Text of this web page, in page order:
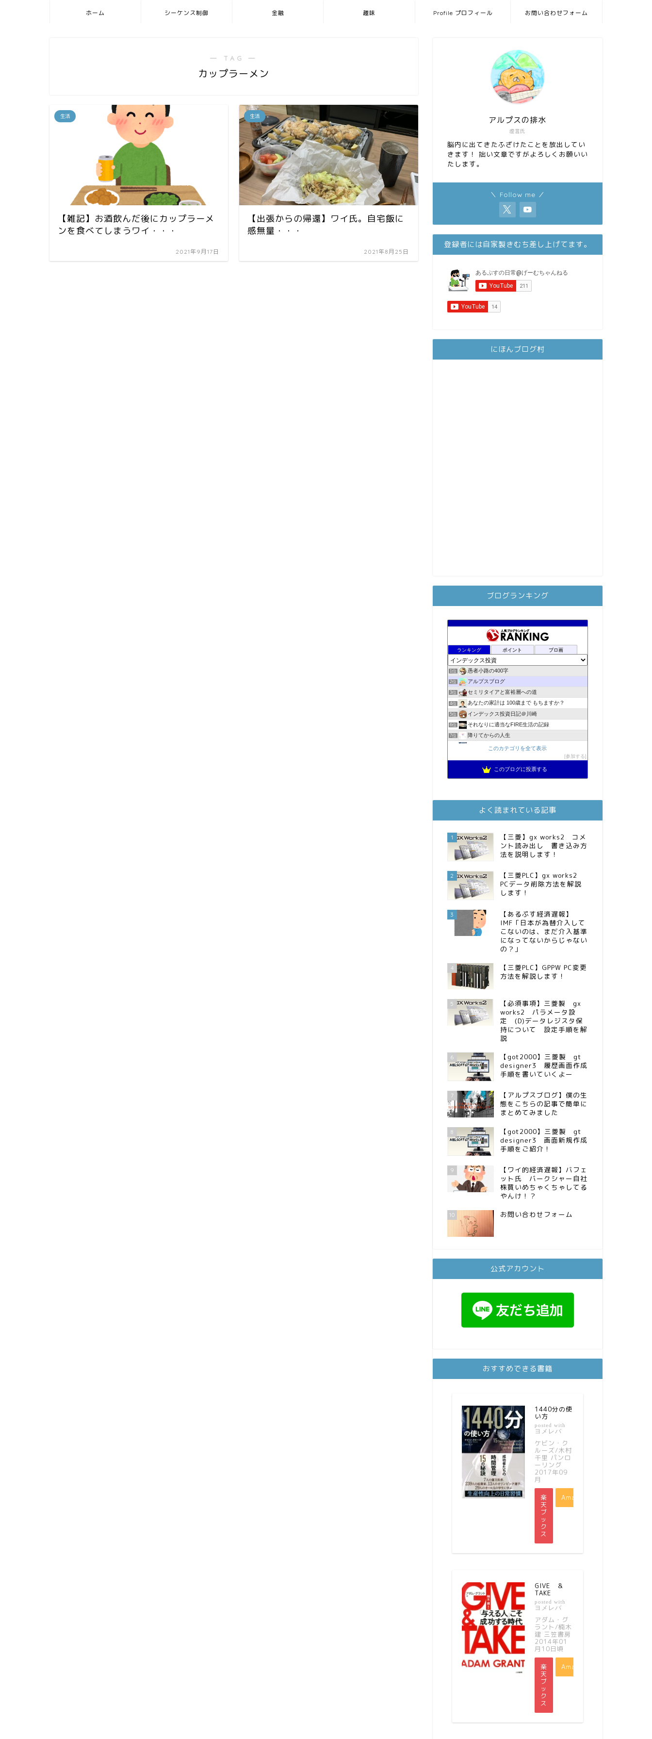
ホーム シーケンス制御 金融 趣味 Profile プロフィール お問い合わせフォーム
― TAG ―
カップラーメン
生活
【雑記】お酒飲んだ後にカップラーメ
ンを食べてしまうワイ・・・
2021年9月17日
生活
【出張からの帰還】ワイ氏。自宅飯に
感無量・・・
2021年8月25日
虚言氏
アルプスの排水
脳内に出てきたふざけたことを放出してい
きます！ 拙い文章ですがよろしくお願いい
たします。
＼ Follow me ／
登録者には自家製きむち差し上げてます。
にほんブログ村
ブログランキング
ランキング ポイント ブロ画
1位 愚者小路の400字
2位 アルプスブログ
3位 セミリタイアと富裕層への道
4位 あなたの家計は 100歳まで もちますか？
5位 インデックス投資日記＠川崎
6位 それなりに適当なFIRE生活の記録
7位 降りてからの人生
2023年(46歳)FIRE！！！＠20XX年FIRE！！！
3階建ての資産形成
11位 スパコンSEが効率的投資で一家セミリタイアするブログ
13位 庶民的家族がインデックス投資でセミリタイア目指してみた
FPが実践するお金の知恵を磨く勉強会
15位 インデックス投資でも富裕層
このカテゴリを全て表示
参加する
このブログに投票する
よく読まれている記事
1
【三菱】gx works2 コメ
ント読み出し 書き込み方
法を説明します！
2
【三菱PLC】gx works2
PCデータ削除方法を解説
します！
3
【あるぷす経済遅報】
IMF「日本が為替介入して
こないのは、まだ介入基準
になってないからじゃない
の？」
4
【三菱PLC】GPPW PC変更
方法を解説します！
5
【必須事項】三菱製 gx
works2 パラメータ設
定 (D)データレジスタ保
持について 設定手順を解
説
6
【got2000】三菱製 gt
designer3 履歴画面作成
手順を書いていくよー
7
【アルプスブログ】僕の生
態をこちらの記事で簡単に
まとめてみました
8
【got2000】三菱製 gt
designer3 画面新規作成
手順をご紹介！
9
【ワイ的経済遅報】バフェ
ット氏 バークシャー自社
株買いめちゃくちゃしてる
やんけ！？
10 お問い合わせフォーム
公式アカウント
おすすめできる書籍
1440分の使
い方
posted with
ヨメレバ
ケビン・ク
ルーズ/木村
千里 パンロ
ーリング
2017年09
月
楽
天
ブ
ッ
ク
ス
Amazon
GIVE ＆
TAKE
posted with
ヨメレバ
アダム・グ
ラント/楠木
建 三笠書房
2014年01
月10日頃
楽
天
ブ
ッ
ク
ス
Amazon